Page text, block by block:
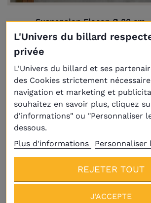
Suspension Flocon Ø 80 cm
289,00 €
L'Univers du billard
privée
L'Univers du billard et ses
des Cookies strictement
navigation et marketing et
souhaitez en savoir plus, cliquez
d'informations" ou "Personnaliser
dessous.
Plus d'informations
Personnaliser
REJETER TOUT
J'ACCEPTE